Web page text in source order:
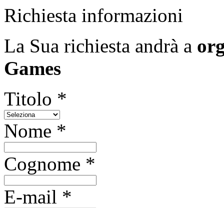
Richiesta informazioni
La Sua richiesta andrà a
Games
Titolo *
Nome *
Cognome *
E-mail *